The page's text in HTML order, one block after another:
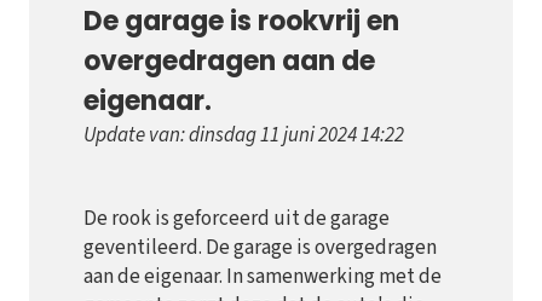
De garage is rookvrij en
overgedragen aan de
eigenaar.
Update van: dinsdag 11 juni 2024 14:22
De rook is geforceerd uit de garage
geventileerd. De garage is overgedragen
aan de eigenaar. In samenwerking met de